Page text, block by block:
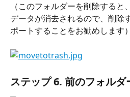
（このフォルダーを削除すると
データが消去されるので、削除
ポートすることをお勧めします）
ステップ 6. 前のフォルダ